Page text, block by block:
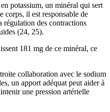
potassium, un minéral qui sert
corps, il est responsable de
régulation des contractions
(24, 25).
181 mg de ce minéral, ce
collaboration avec le sodium
un apport adéquat peut aider à
une pression artérielle